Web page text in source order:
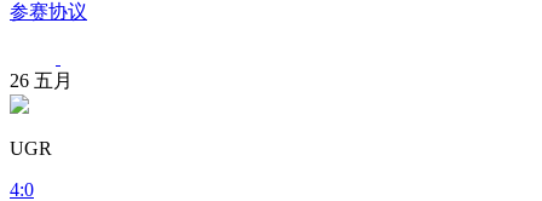
参赛协议
26 五月
UGR
4:0